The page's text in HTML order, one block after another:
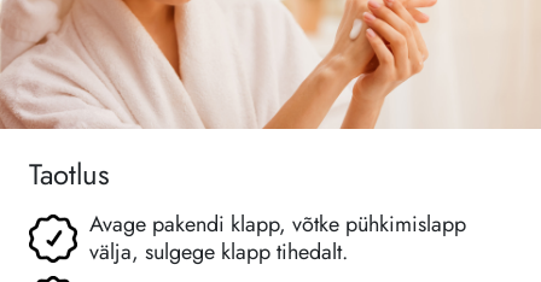
Taotlus
Avage pakendi klapp, võtke pühkimislapp
välja, sulgege klapp tihedalt.